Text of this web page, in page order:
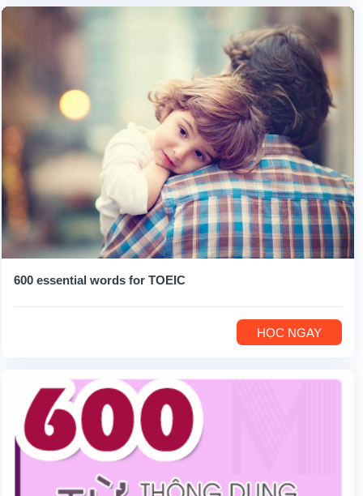
600 essential words for TOEIC
HỌC NGAY